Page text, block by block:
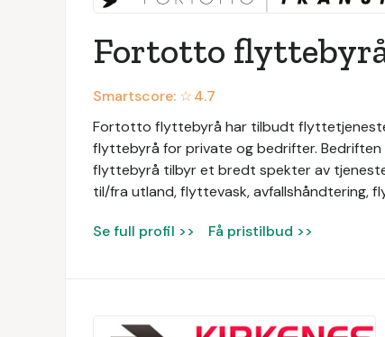
Fortotto
Smartscore: ☆4.7
Fortotto flyttebyrå har tilbudt
flyttebyrå for private og bedrifter.
flyttebyrå tilbyr et bredt spekter av
til/fra utland, flyttevask, avfallshåndtering,
Se full profil >> Få pristilbud >>